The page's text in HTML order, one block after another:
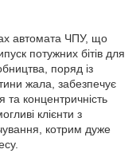
автомата ЧПУ, що
потужних бітів для
поряд із
жала, забезпечує
та концентричність
клієнти з
котрим дуже